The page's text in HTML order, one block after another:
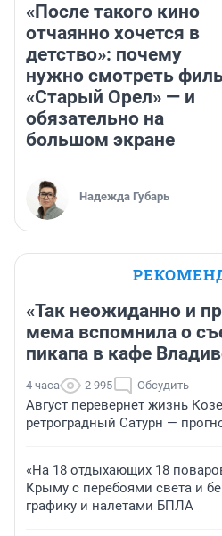
«После такого кино
отчаянно хочется в
детство»: почему
нужно смотреть
«Старый Орел» — и
обязательно на
большом экране
Надежда Губарь
«Так неожиданно и
мема вспомнила о
пикапа в кафе
4 часа 2 995 Обсудить
Август перевернет жизнь
ретроградный Сатурн —
«На 18 отдыхающих 18
Крыму с перебоями света и
графику и налетами БПЛА